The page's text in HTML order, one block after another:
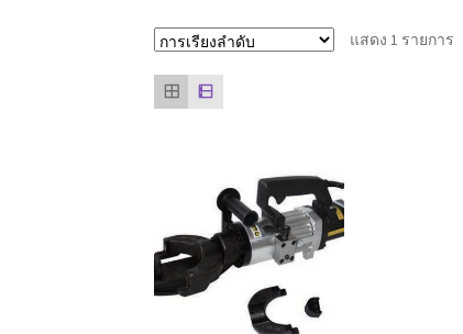
แสดง 1 รายการ